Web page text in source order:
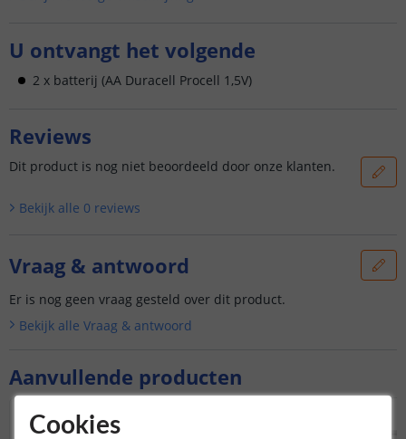
U ontvangt het volgende
2 x batterij (AA Duracell Procell 1,5V)
Aanvullende producten
Reviews
Dit product is nog niet beoordeeld door onze klanten.
Bekijk alle 0 reviews
Vraag & antwoord
Er is nog geen vraag gesteld over dit product.
Bekijk alle Vraag & antwoord
Cookies